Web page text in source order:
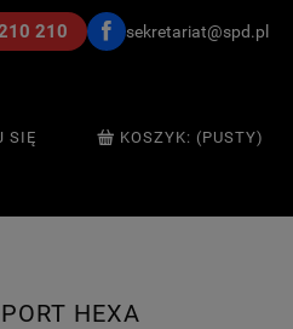
210 sekretariat@spd.pl
SIĘ KOSZYK: (PUSTY)
HEXA